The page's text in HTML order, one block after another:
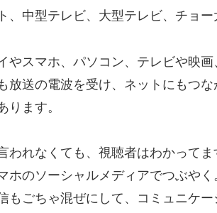
、中型テレビ、大型テレビ、チョー
やスマホ、パソコン、テレビや映
放送の電波を受け、ネットにもつ
ります。
われなくても、視聴者はわかって
ホのソーシャルメディアでつぶや
もごちゃ混ぜにして、コミュニケ